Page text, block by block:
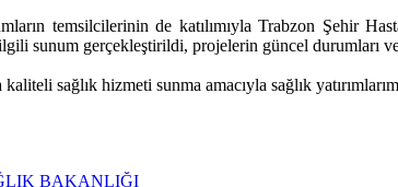
temsilcilerinin de katılımıyla Trabzon Şehir
sunum gerçekleştirildi, projelerin güncel durumları
sağlık hizmeti sunma amacıyla sağlık